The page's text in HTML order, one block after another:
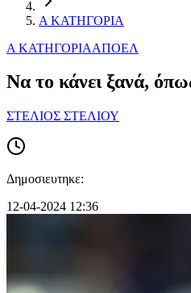
Α ΚΑΤΗΓΟΡΙΑ
Α ΚΑΤΗΓΟΡΙΑΑΠΟΕΛ
Να το κάνει ξανά,
ΣΤΕΛΙΟΣ ΣΤΕΛΙΟΥ
Δημοσιευτηκε:
12-04-2024 12:36